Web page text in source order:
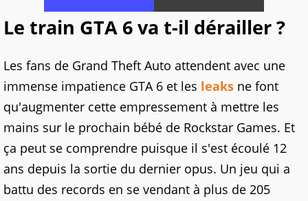
Le train GTA 6 va t-il dérailler ?
Les fans de Grand Theft Auto attendent avec une
immense impatience GTA 6 et les leaks ne font
qu'augmenter cette empressement à mettre les
mains sur le prochain bébé de Rockstar Games. Et
ça peut se comprendre puisque il s'est écoulé 12
ans depuis la sortie du dernier opus. Un jeu qui a
battu des records en se vendant à plus de 205